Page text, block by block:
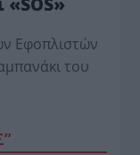
Εφοπλιστών
του